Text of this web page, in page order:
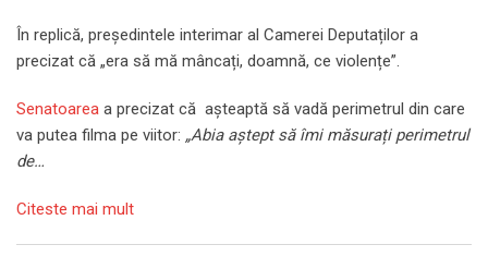
În replică, președintele interimar al Camerei Deputaților a
precizat că „era să mă mâncați, doamnă, ce violențe”.
Senatoarea a precizat că așteaptă să vadă perimetrul din care
va putea filma pe viitor: „Abia aștept să îmi măsurați perimetrul
de…
Citeste mai mult